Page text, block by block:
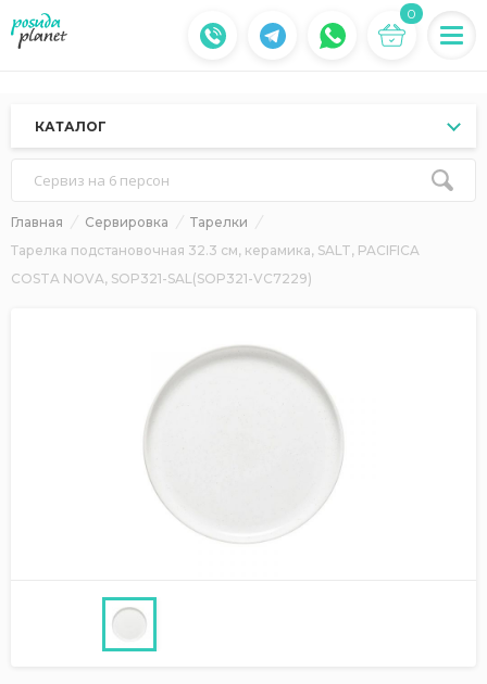
0
КАТАЛОГ
Сервиз на 6 персон
Главная Сервировка
Тарелки
Тарелка подстановочная 32.3 см, керамика, SALT, PACIFICA
COSTA NOVA, SOP321-SAL(SOP321-VC7229)